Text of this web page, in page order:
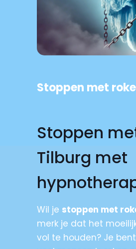
Stoppen met
Stoppen
Tilburg met
Wil je stoppen met
merk je dat het
vol te houden? Je